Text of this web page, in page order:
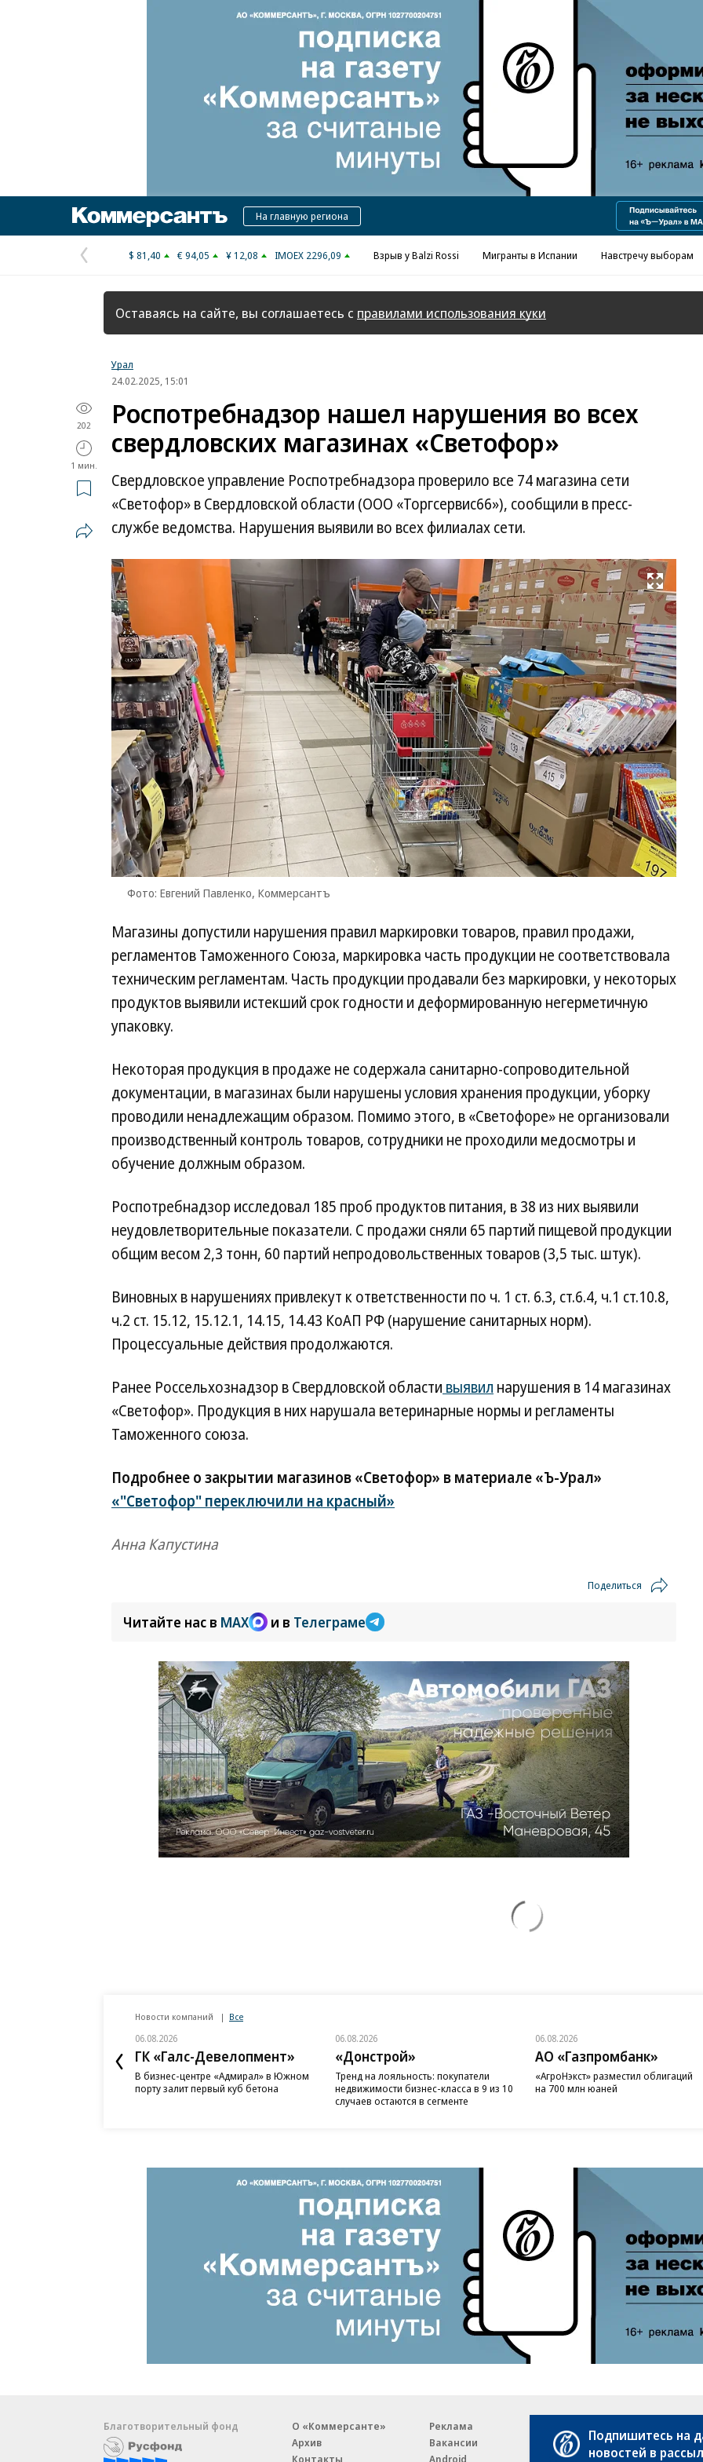
Реклама в «Ъ» www.kommersant.ru/ad
КоммерсантъНа главную региона
Предыдущая
страница
$ 81,40 € 94,05 ¥ 12,08 IMOEX 2296,09 Взрыв у Balzi Rossi Мигранты в Испании Навстречу выборам
Оставаясь на сайте, вы соглашаетесь с правилами использования куки
Урал
24.02.2025, 15:01
202
1 мин.
Роспотребнадзор нашел нарушения во всех
свердловских магазинах «Светофор»
Свердловское управление Роспотребнадзора проверило все 74 магазина сети
«Светофор» в Свердловской области (ООО «Торгсервис66»), сообщили в пресс-
службе ведомства. Нарушения выявили во всех филиалах сети.
Развернуть на весь экран
Фото: Евгений Павленко, Коммерсантъ
Магазины допустили нарушения правил маркировки товаров, правил продажи,
регламентов Таможенного Союза, маркировка часть продукции не соответствовала
техническим регламентам. Часть продукции продавали без маркировки, у некоторых
продуктов выявили истекший срок годности и деформированную негерметичную
упаковку.
Некоторая продукция в продаже не содержала санитарно-сопроводительной
документации, в магазинах были нарушены условия хранения продукции, уборку
проводили ненадлежащим образом. Помимо этого, в «Светофоре» не организовали
производственный контроль товаров, сотрудники не проходили медосмотры и
обучение должным образом.
Роспотребнадзор исследовал 185 проб продуктов питания, в 38 из них выявили
неудовлетворительные показатели. С продажи сняли 65 партий пищевой продукции
общим весом 2,3 тонн, 60 партий непродовольственных товаров (3,5 тыс. штук).
Виновных в нарушениях привлекут к ответственности по ч. 1 ст. 6.3, ст.6.4, ч.1 ст.10.8,
ч.2 ст. 15.12, 15.12.1, 14.15, 14.43 КоАП РФ (нарушение санитарных норм).
Процессуальные действия продолжаются.
Ранее Россельхознадзор в Свердловской области выявил нарушения в 14 магазинах
«Светофор». Продукция в них нарушала ветеринарные нормы и регламенты
Таможенного союза.
Подробнее о закрытии магазинов «Светофор» в материале «Ъ-Урал»
«"Светофор" переключили на красный»
Анна Капустина
Поделиться
Читайте нас в MAX и в Телеграме
Новости компаний Все
06.08.2026
ГК «Галс-Девелопмент»
В бизнес-центре «Адмирал» в Южном
порту залит первый куб бетона
06.08.2026
«Донстрой»
Тренд на лояльность: покупатели
недвижимости бизнес-класса в 9 из 10
случаев остаются в сегменте
06.08.2026
АО «Газпромбанк»
«АгроНэкст» разместил облигаций
на 700 млн юаней
Благотворительный фонд
О «Коммерсанте»
Архив
Контакты
Реклама
Вакансии
Android
Правовая информация
E-mail рассылки
Подпишитесь на
новостей в